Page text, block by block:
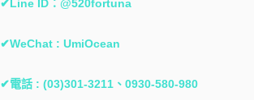
✔Line ID：@520fortuna
✔WeChat : UmiOcean
✔電話 : (03)301-3211、0930-580-980